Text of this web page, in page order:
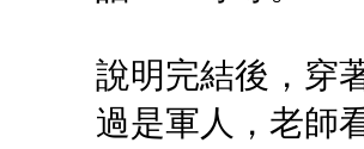
說明完結後，穿
過是軍人，老師